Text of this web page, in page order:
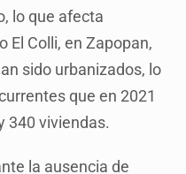
lo que afecta
El Colli, en Zapopan,
sido urbanizados, lo
que en 2021
340 viviendas.
la ausencia de